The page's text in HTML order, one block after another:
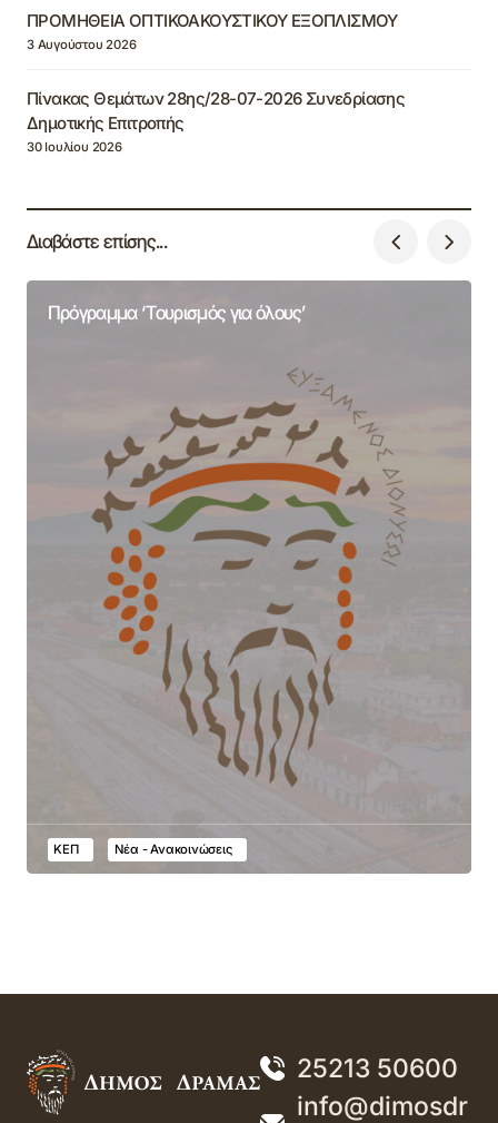
ΠΡΟΜΗΘΕΙΑ ΟΠΤΙΚΟΑΚΟΥΣΤΙΚΟΥ ΕΞΟΠΛΙΣΜΟΥ
3 Αυγούστου 2026
Πίνακας Θεμάτων 28ης/28-07-2026 Συνεδρίασης
Δημοτικής Επιτροπής
30 Ιουλίου 2026
Διαβάστε επίσης...
Πρόγραμμα ‘Τουρισμός για όλους’
ΚΕΠ Νέα - Ανακοινώσεις
25213 50600
info@dimosdr